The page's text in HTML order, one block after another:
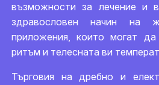
възможности за лечение и
здравословен начин на
приложения, които могат
ритъм и телесната ви
Търговия на дребно и